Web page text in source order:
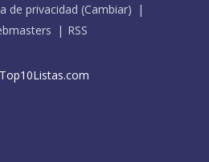
de privacidad (Cambiar)
RSS
Top10Listas.com